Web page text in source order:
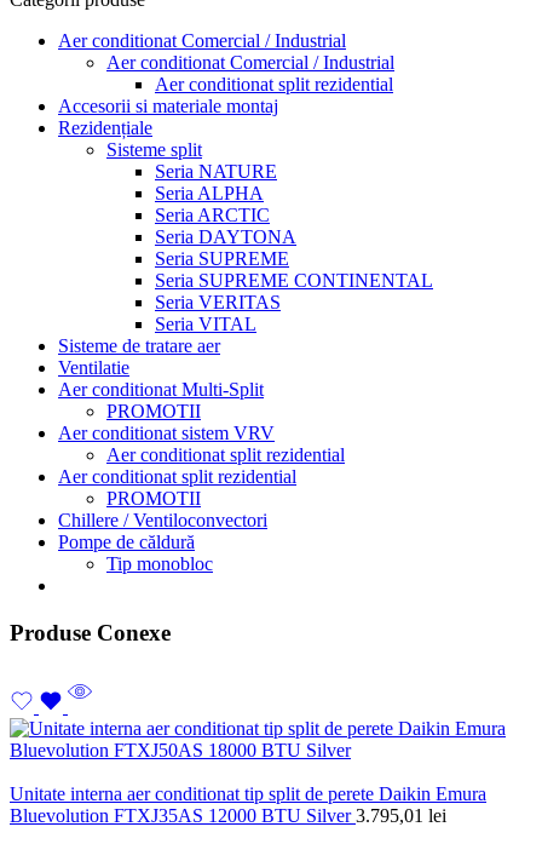
Aer conditionat Comercial / Industrial
Aer conditionat Comercial / Industrial
Aer conditionat split rezidential
Accesorii si materiale montaj
Rezidențiale
Sisteme split
Seria NATURE
Seria ALPHA
Seria ARCTIC
Seria DAYTONA
Seria SUPREME
Seria SUPREME CONTINENTAL
Seria VERITAS
Seria VITAL
Sisteme de tratare aer
Ventilatie
Aer conditionat Multi-Split
PROMOTII
Aer conditionat sistem VRV
Aer conditionat split rezidential
Aer conditionat split rezidential
PROMOTII
Chillere / Ventiloconvectori
Pompe de căldură
Tip monobloc
Produse Conexe
Unitate interna aer conditionat tip split de perete Daikin Emura
Bluevolution FTXJ35AS 12000 BTU Silver3.795,01 lei